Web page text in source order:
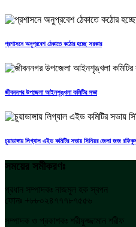
প্রশাসনে অনুপ্রবেশ ঠেকাতে কঠোর হচ্ছে সরকার
জীবননগর উপজেলা আইনশৃঙ্খলা কমিটির সভা
চুয়াডাঙ্গায় লিগ্যাল এইড কমিটির সভায় সিনিয়র জেলা জজ
সময়ের সমীকরণঃ
প্রধান সম্পাদকঃ নাজমুল হক স্বপন
ফোনঃ +৮৮০২৪৭৭৭৮৭৫৫৬
সম্পাদক ও প্রকাশকঃ শরীফুজ্জামান শরীফ